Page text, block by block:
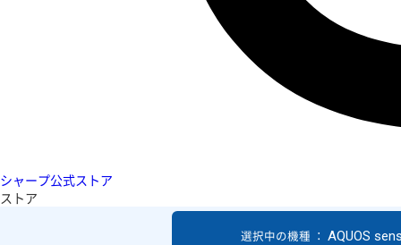
シャープ公式ストア
ストア
選択中の機種 ： AQUOS